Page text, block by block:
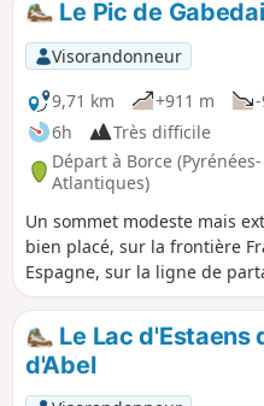
Le Pic de
Visorandonneur
9,71 km
+911 m
6h
Très difficile
Départ à Borce (Pyrénées-
Atlantiques)
Un sommet modeste mais
bien placé, sur la frontière
Espagne, sur la ligne de
eaux (gave d'Aspe et río
Subordán), dans une zone
exceptionnelle et avec une
dégagée sur les Pyrénées
Randonnée pour toutes
Le Lac d'Estaens
d'Abel